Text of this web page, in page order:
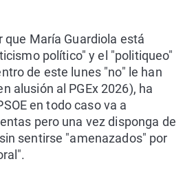
que María Guardiola está
político" y el "politiqueo"
de este lunes "no" le han
alusión al PGEx 2026), ha
en todo caso va a
pero una vez disponga de
sentirse "amenazados" por